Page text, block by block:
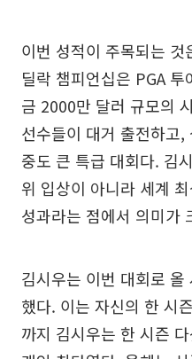
이번 성적이 주목되는
딜락 챔피언십은 PGA
금 2000만 달러 규모의
선수들이 대거 출전하고
중도 큰 특급 대회다. 김
위 입상이 아니라 세계
성과라는 점에서 의미가
김시우는 이번 대회로
했다. 이는 자신의 한 시
까지 김시우는 한 시즌